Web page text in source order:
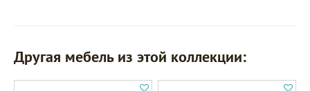
Другая мебель из этой коллекции: